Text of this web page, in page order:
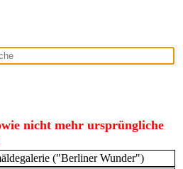
nicht mehr ursprüngliche
("Berliner Wunder")